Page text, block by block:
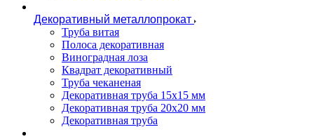
Декоративный металлопрокат
Труба витая
Полоса декоративная
Виноградная лоза
Квадрат декоративный
Труба чеканеная
Декоративная труба 15х15 мм
Декоративная труба 20х20 мм
Декоративная труба